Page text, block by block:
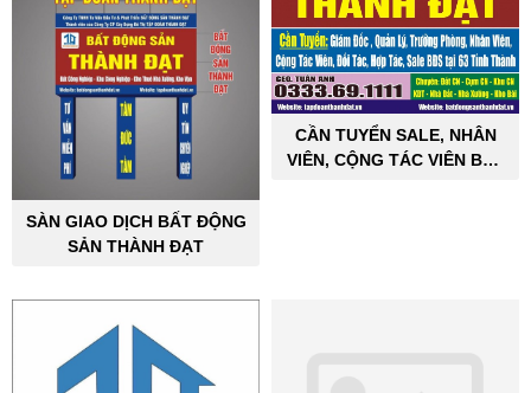
SÀN GIAO DỊCH BẤT ĐỘNG
SẢN THÀNH ĐẠT
CẦN TUYỂN SALE, NHÂN
VIÊN, CỘNG TÁC VIÊN BẤT